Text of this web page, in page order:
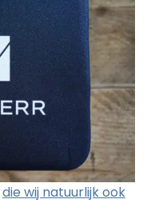
die wij natuurlijk ook